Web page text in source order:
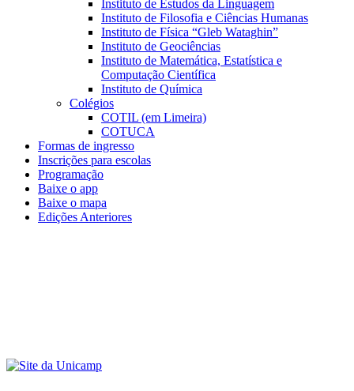
Instituto de Estudos da Linguagem
Instituto de Filosofia e Ciências Humanas
Instituto de Física “Gleb Wataghin”
Instituto de Geociências
Instituto de Matemática, Estatística e
Computação Científica
Instituto de Química
Colégios
COTIL (em Limeira)
COTUCA
Formas de ingresso
Inscrições para escolas
Programação
Baixe o app
Baixe o mapa
Edições Anteriores